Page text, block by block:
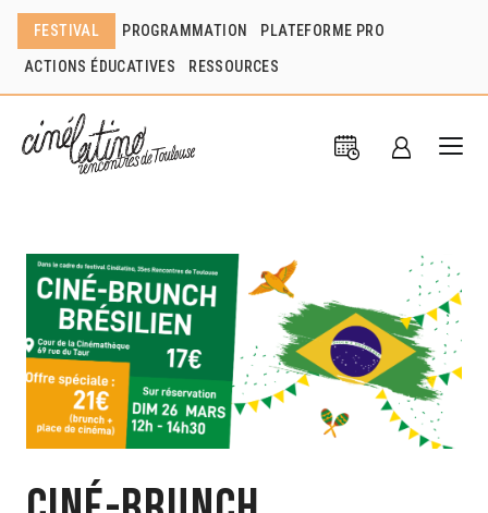
FESTIVAL PROGRAMMATION PLATEFORME PRO
ACTIONS ÉDUCATIVES RESSOURCES